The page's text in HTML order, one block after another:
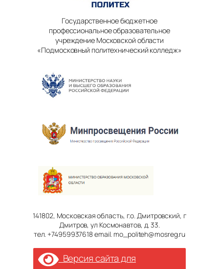
Государственное бюджетное
профессиональное образовательное
учреждение Московской области
«Подмосковный политехнический колледж»
141802, Московская область, г.о. Дмитровский, г
Дмитров, ул Космонавтов, д. 33.
тел. +74959937618 email. mo_politeh@mosreg.ru
Версия сайта для